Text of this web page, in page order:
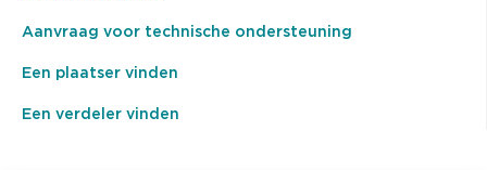
Aanvraag voor technische ondersteuning
Een plaatser vinden
Een verdeler vinden